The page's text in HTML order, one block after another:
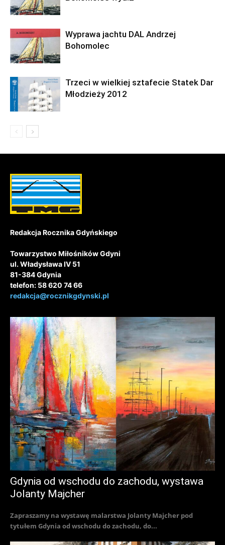
Wyprawa jachtu DAL Andrzej
Bohomolec
Trzeci w wielkiej sztafecie Statek Dar
Młodzieży 2012
Redakcja Rocznika Gdyńskiego
Towarzystwo Miłośników Gdyni
ul. Władysława IV 51
81-384 Gdynia
telefon: 58 620 74 66
redakcja@rocznikgdynski.pl
Gdynia od wschodu do zachodu, wystawa
Jolanty Majcher
Zapraszamy na wystawę malarstwa Jolanty Majcher pod
tytułem Gdynia od wschodu do zachodu, do...